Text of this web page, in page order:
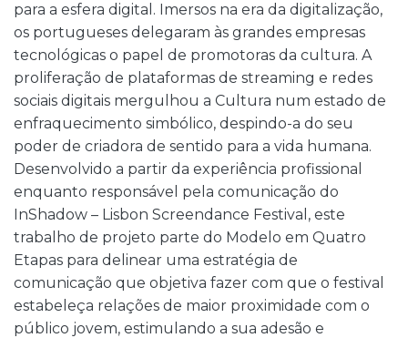
para a esfera digital. Imersos na era da digitalização,
os portugueses delegaram às grandes empresas
tecnológicas o papel de promotoras da cultura. A
proliferação de plataformas de streaming e redes
sociais digitais mergulhou a Cultura num estado de
enfraquecimento simbólico, despindo-a do seu
poder de criadora de sentido para a vida humana.
Desenvolvido a partir da experiência profissional
enquanto responsável pela comunicação do
InShadow – Lisbon Screendance Festival, este
trabalho de projeto parte do Modelo em Quatro
Etapas para delinear uma estratégia de
comunicação que objetiva fazer com que o festival
estabeleça relações de maior proximidade com o
público jovem, estimulando a sua adesão e